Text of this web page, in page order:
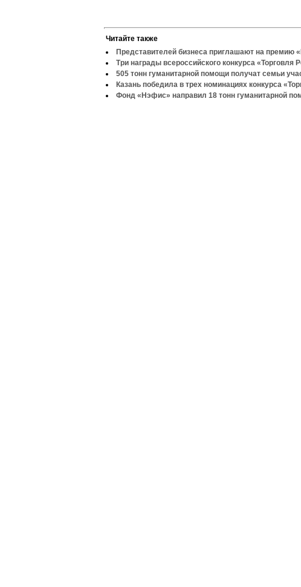
Читайте также
Представителей бизнеса приглашают на премию
Три награды всероссийского конкурса «Торговля
505 тонн гуманитарной помощи получат семьи
Казань победила в трех номинациях конкурса
Фонд «Нэфис» направил 18 тонн гуманитарной